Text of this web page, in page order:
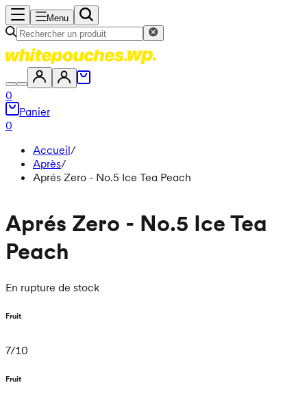
Menu
0
Panier
0
Accueil/
Après/
Aprés Zero - No.5 Ice Tea Peach
Aprés Zero - No.5 Ice Tea
Peach
En rupture de stock
Fruit
7/10
Fruit